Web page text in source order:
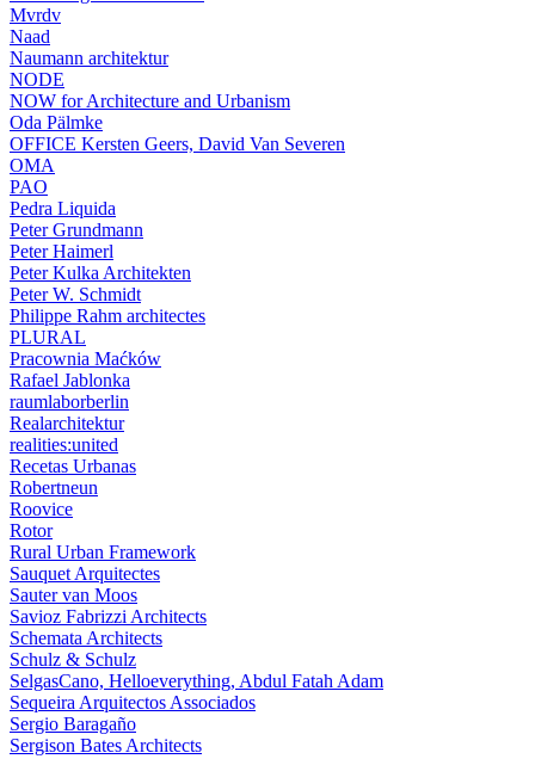
Mvrdv
Naad
Naumann architektur
NODE
NOW for Architecture and Urbanism
Oda Pälmke
OFFICE Kersten Geers, David Van Severen
OMA
PAO
Pedra Liquida
Peter Grundmann
Peter Haimerl
Peter Kulka Architekten
Peter W. Schmidt
Philippe Rahm architectes
PLURAL
Pracownia Maćków
Rafael Jablonka
raumlaborberlin
Realarchitektur
realities:united
Recetas Urbanas
Robertneun
Roovice
Rotor
Rural Urban Framework
Sauquet Arquitectes
Sauter van Moos
Savioz Fabrizzi Architects
Schemata Architects
Schulz & Schulz
SelgasCano, Helloeverything, Abdul Fatah Adam
Sequeira Arquitectos Associados
Sergio Baragaño
Sergison Bates Architects